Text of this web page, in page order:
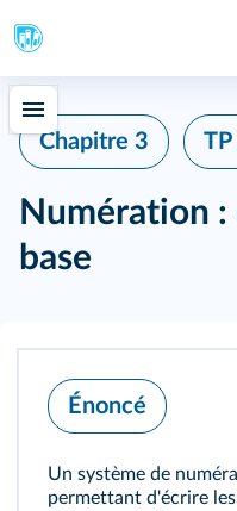
Chapitre 3
Numération
base
Énoncé
Un système de
permettant d'écrire